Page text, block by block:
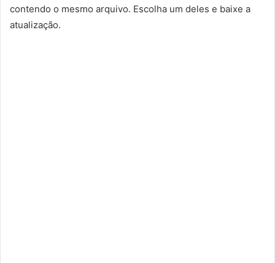
contendo o mesmo arquivo. Escolha um deles e baixe a
atualização.